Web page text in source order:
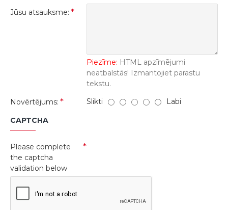
Jūsu atsauksme:
Piezīme: HTML apzīmējumi
neatbalstās! Izmantojiet parastu
tekstu.
Novērtējums:
Slikti Labi
CAPTCHA
Please complete
the captcha
validation below